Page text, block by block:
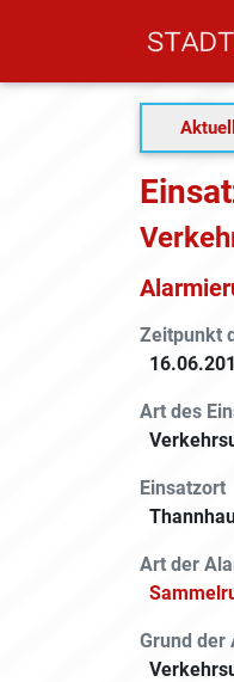
Aktuell
Zeitpunkt
Art des
Einsatzort
Art der
Grund der